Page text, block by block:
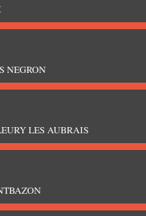
NEGRON
LES AUBRAIS